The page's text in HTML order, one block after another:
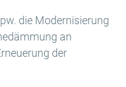
die Modernisierung
an
der